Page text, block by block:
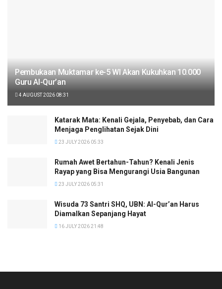
Pembukaan Muktamar ke-5 WI Akan Kukuhkan 10.000
Guru Al-Qur’an
4 AUGUST 2026 08:31
Katarak Mata: Kenali Gejala, Penyebab, dan Cara
Menjaga Penglihatan Sejak Dini
23 JULY 2026 05:33
Rumah Awet Bertahun-Tahun? Kenali Jenis
Rayap yang Bisa Mengurangi Usia Bangunan
23 JULY 2026 05:31
Wisuda 73 Santri SHQ, UBN: Al-Qur’an Harus
Diamalkan Sepanjang Hayat
16 JULY 2026 21:48